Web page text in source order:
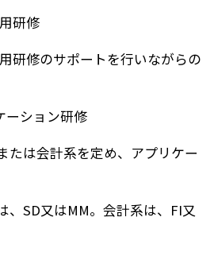
研修
研修のサポートを行いながらの
ーション研修
系を定め、アプリケー
はMM。会計系は、FI又